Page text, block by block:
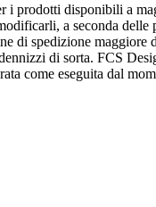
i prodotti disponibili a
a seconda delle
di spedizione maggiore
di sorta. FCS
come eseguita dal